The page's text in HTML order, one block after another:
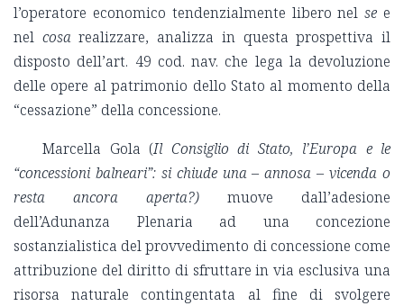
l’operatore economico tendenzialmente libero nelse e
nel cosarealizzare, analizza in questa prospettiva il
disposto dell’art. 49 cod. nav. che lega la devoluzione
delle opere al patrimonio dello Stato al momento della
“cessazione” della concessione.
Marcella Gola (Il Consiglio di Stato, l’Europa e le
“concessioni balneari”: si chiude una – annosa – vicenda o
resta ancora aperta?) muove dall’adesione
dell’Adunanza Plenaria ad una concezione
sostanzialistica del provvedimento di concessione come
attribuzione del diritto di sfruttare in via esclusiva una
risorsa naturale contingentata al fine di svolgere